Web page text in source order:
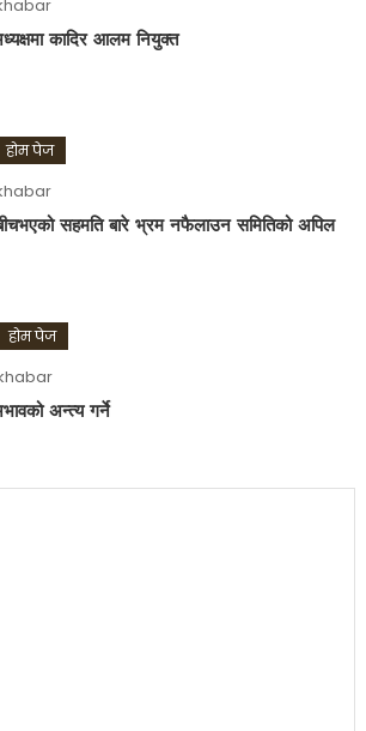
कादिर आलम नियुक्त
होम पेज
सहमति बारे भ्रम नफैलाउन समितिको अपिल
होम पेज
अन्त्य गर्ने